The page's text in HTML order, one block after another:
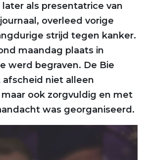
als presentatrice van
overleed vorige
strijd tegen kanker.
maandag plaats in
werd begraven. De Bie
niet alleen
ook zorgvuldig en met
was georganiseerd.